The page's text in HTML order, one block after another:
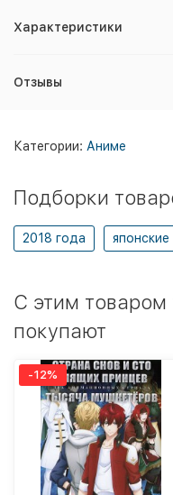
Характеристики
Отзывы
Категории: Аниме
Подборки
2018 года японские
C этим товаром
покупают
-12%